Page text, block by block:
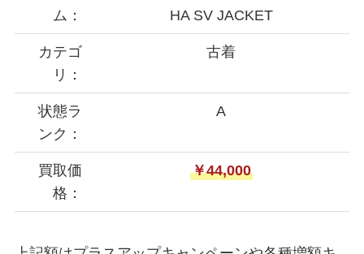
ム：
HA SV JACKET
カテゴ
リ：
古着
状態ラ
ンク：
A
買取価
格：
￥44,000